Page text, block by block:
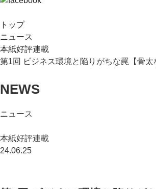
トップ
ニュース
本紙好評連載
第1回 ビジネス環境と陥りがちな罠【骨
NEWS
ニュース
本紙好評連載
24.06.25